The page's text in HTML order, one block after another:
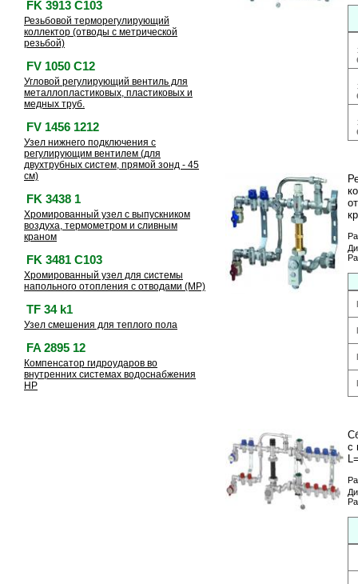
FK 3913 C103
Резьбовой терморегулирующий
коллектор (отводы с метрической
резьбой)
FV 1050 C12
Угловой регулирующий вентиль для
металлопластиковых, пластиковых и
медных труб.
FV 1456 1212
Узел нижнего подключения с
регулирующим вентилем (для
двухтрубных систем, прямой зонд - 45
см)
FK 3438 1
Хромированный узел с выпускником
воздуха, термометром и сливным
краном
FK 3481 C103
Хромированный узел для системы
напольного отопления с отводами (МР)
TF 34 k1
Узел смешения для теплого пола
FA 2895 12
Компенсатор гидроударов во
внутренних системах водоснабжения
НР
с